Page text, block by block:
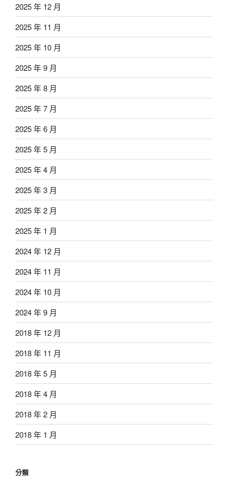
2025 年 12 月
2025 年 11 月
2025 年 10 月
2025 年 9 月
2025 年 8 月
2025 年 7 月
2025 年 6 月
2025 年 5 月
2025 年 4 月
2025 年 3 月
2025 年 2 月
2025 年 1 月
2024 年 12 月
2024 年 11 月
2024 年 10 月
2024 年 9 月
2018 年 12 月
2018 年 11 月
2018 年 5 月
2018 年 4 月
2018 年 2 月
2018 年 1 月
分類